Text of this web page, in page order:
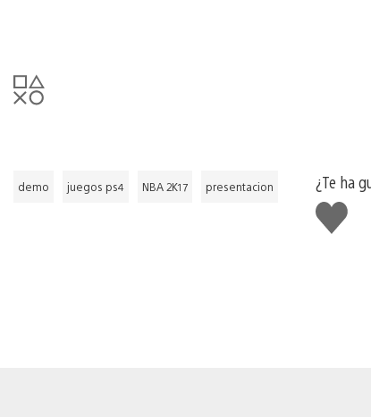
demo juegos ps4 NBA 2K17 presentacion
¿Te ha
Me
gusta